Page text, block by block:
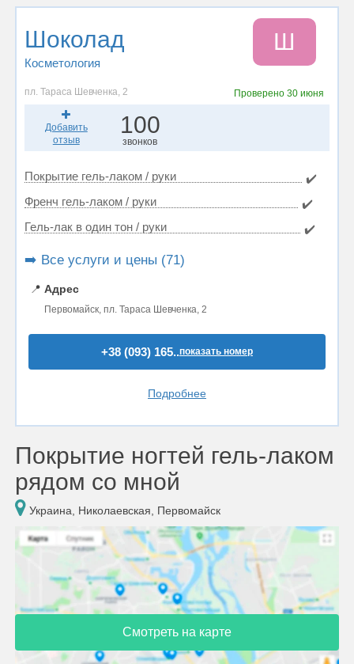
Шоколад
Косметология
Ш
пл. Тараса Шевченка, 2 Проверено 30 июня
Добавить
отзыв
100
звонков
Покрытие гель-лаком / руки
✔️
Френч гель-лаком / руки
✔️
Гель-лак в один тон / руки
✔️
➡️ Все услуги и цены (71)
📍 Адрес
Первомайск, пл. Тараса Шевченка, 2
+38 (093) 165..показать номер
Подробнее
Покрытие ногтей гель-лаком
рядом со мной
Украина, Николаевская, Первомайск
Смотреть на карте